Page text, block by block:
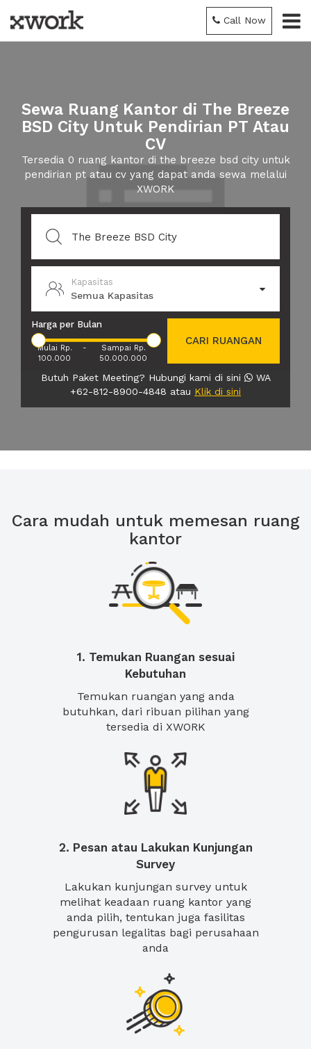
Call Now
Sewa Ruang Kantor di The Breeze
BSD City Untuk Pendirian PT Atau
CV
Tersedia 0 ruang kantor di the breeze bsd city untuk
pendirian pt atau cv yang dapat anda sewa melalui
XWORK
Kapasitas
Semua Kapasitas
Harga per Bulan
Mulai Rp.
100.000
-
Sampai Rp.
50.000.000
CARI RUANGAN
Butuh Paket Meeting? Hubungi kami di sini
WA
+62-812-8900-4848 atau Klik di sini
Cara mudah untuk memesan ruang
kantor
1. Temukan Ruangan sesuai
Kebutuhan
Temukan ruangan yang anda
butuhkan, dari ribuan pilihan yang
tersedia di XWORK
2. Pesan atau Lakukan Kunjungan
Survey
Lakukan kunjungan survey untuk
melihat keadaan ruang kantor yang
anda pilih, tentukan juga fasilitas
pengurusan legalitas bagi perusahaan
anda